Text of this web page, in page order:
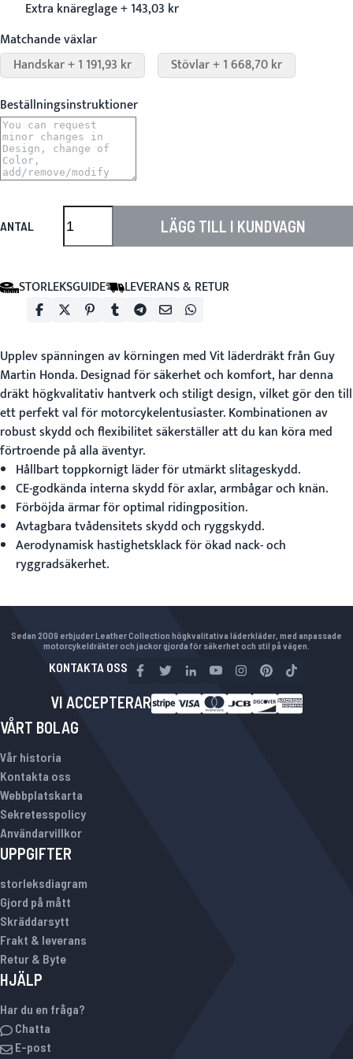
Extra knäreglage + 143,03 kr
Matchande växlar
Handskar + 1 191,93 kr
Stövlar + 1 668,70 kr
Beställningsinstruktioner
ANTAL LÄGG TILL I KUNDVAGN
STORLEKSGUIDE LEVERANS & RETUR
Upplev spänningen av körningen medVit läderdräktfrån Guy
Martin Honda. Designad för säkerhet och komfort, har denna
dräkt högkvalitativ hantverk och stiligt design, vilket gör den till
ett perfekt val för motorcykelentusiaster. Kombinationen av
robust skydd och flexibilitet säkerställer att du kan köra med
förtroende på alla äventyr.
Hållbart toppkornigt läder för utmärkt slitageskydd.
CE-godkända interna skydd för axlar, armbågar och knän.
Förböjda ärmar för optimal ridingposition.
Avtagbara tvådensitets skydd och ryggskydd.
Aerodynamisk hastighetsklack för ökad nack- och
ryggradsäkerhet.
Sedan 2009 erbjuder Leather Collection högkvalitativa läderkläder, med anpassade
motorcykeldräkter och jackor gjorda för säkerhet och stil på vägen.
KONTAKTA OSS
VI ACCEPTERAR
VÅRT BOLAG
Vår historia
Kontakta oss
Webbplatskarta
Sekretesspolicy
Användarvillkor
UPPGIFTER
storleksdiagram
Gjord på mått
Skräddarsytt
Frakt & leverans
Retur & Byte
HJÄLP
Har du en fråga?
Chatta
E-post